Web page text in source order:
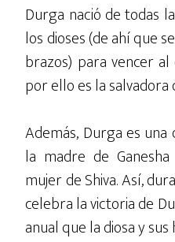
Durga nació de todas
los dioses (de ahí que
brazos) para vencer
por ello es la salvadora
Además, Durga es
la madre de
mujer de Shiva. Así,
celebra la victoria de
anual que la diosa y sus